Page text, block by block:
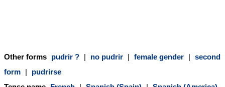
Other forms pudrir ? | no pudrir | female gender | second
form |
pudrirse